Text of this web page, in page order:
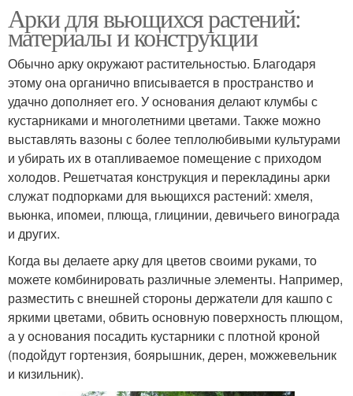
Арки для вьющихся растений:
материалы и конструкции
Обычно арку окружают растительностью. Благодаря
этому она органично вписывается в пространство и
удачно дополняет его. У основания делают клумбы с
кустарниками и многолетними цветами. Также можно
выставлять вазоны с более теплолюбивыми культурами
и убирать их в отапливаемое помещение с приходом
холодов. Решетчатая конструкция и перекладины арки
служат подпорками для вьющихся растений: хмеля,
вьюнка, ипомеи, плюща, глицинии, девичьего винограда
и других.
Когда вы делаете арку для цветов своими руками, то
можете комбинировать различные элементы. Например,
разместить с внешней стороны держатели для кашпо с
яркими цветами, обвить основную поверхность плющом,
а у основания посадить кустарники с плотной кроной
(подойдут гортензия, боярышник, дерен, можжевельник
и кизильник).